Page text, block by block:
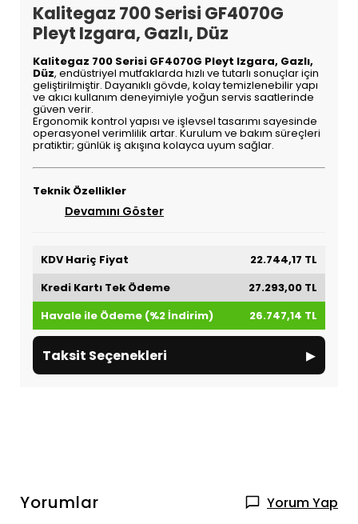
Kalitegaz 700 Serisi GF4070G
Pleyt Izgara, Gazlı, Düz
Kalitegaz 700 Serisi GF4070G Pleyt Izgara, Gazlı,
Düz, endüstriyel mutfaklarda hızlı ve tutarlı sonuçlar için
geliştirilmiştir. Dayanıklı gövde, kolay temizlenebilir yapı
ve akıcı kullanım deneyimiyle yoğun servis saatlerinde
güven verir.
Ergonomik kontrol yapısı ve işlevsel tasarımı sayesinde
operasyonel verimlilik artar. Kurulum ve bakım süreçleri
pratiktir; günlük iş akışına kolayca uyum sağlar.
Teknik Özellikler
Devamını Göster
KDV Hariç Fiyat
22.744,17 TL
Kredi Kartı Tek Ödeme
27.293,00 TL
Havale ile Ödeme (%2 İndirim)
26.747,14 TL
Taksit Seçenekleri ▸
Yorumlar Yorum Yap